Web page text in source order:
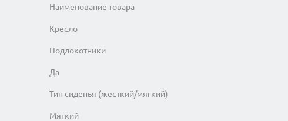
Наименование товара
Кресло
Подлокотники
Да
Тип сиденья (жесткий/мягкий)
Мягкий